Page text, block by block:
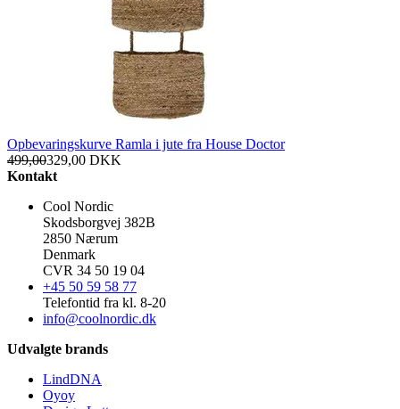
Opbevaringskurve Ramla i jute fra House Doctor
499,00329,00 DKK
Kontakt
Cool Nordic
Skodsborgvej 382B
2850 Nærum
Denmark
CVR 34 50 19 04
+45 50 59 58 77
Telefontid fra kl. 8-20
info@coolnordic.dk
Udvalgte brands
LindDNA
Oyoy